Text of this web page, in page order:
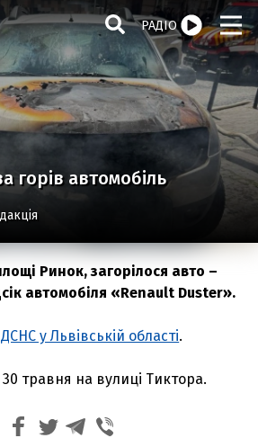
РАДІО
горів автомобіль
Ринок, загорілося авто –
автомобіля «Renault Duster».
ДСНС у Львівській області.
травня на вулиці Тиктора.